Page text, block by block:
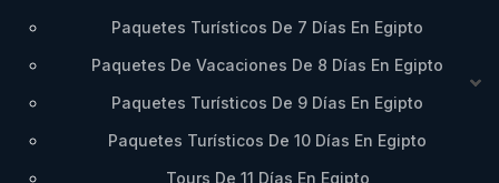
Paquetes Turísticos De 7 Días En Egipto
Paquetes De Vacaciones De 8 Días En Egipto
Paquetes Turísticos De 9 Días En Egipto
Paquetes Turísticos De 10 Días En Egipto
Tours De 11 Días En Egipto